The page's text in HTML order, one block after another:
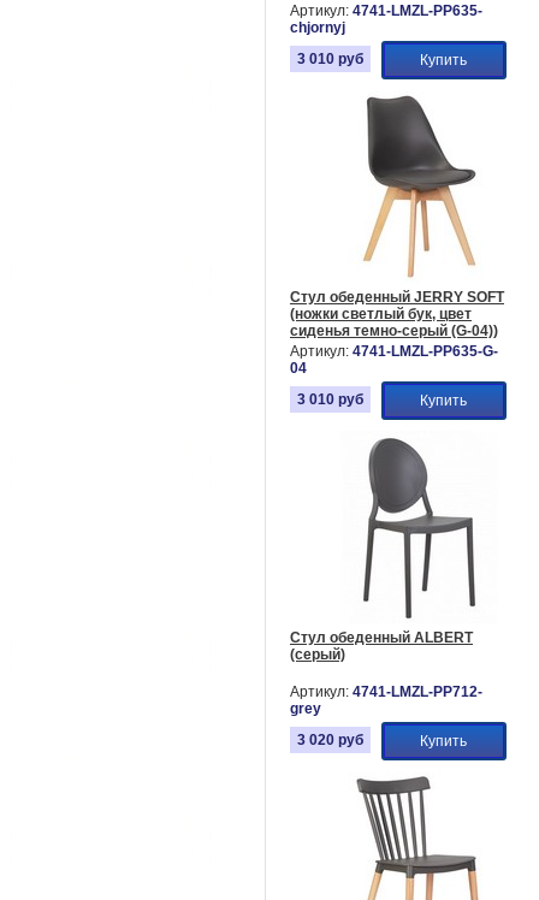
Артикул: 4741-LMZL-PP635-
chjornyj
3 010 руб Купить
Стул обеденный JERRY SOFT
(ножки светлый бук, цвет
сиденья темно-серый (G-04))
Артикул: 4741-LMZL-PP635-G-
04
3 010 руб Купить
Стул обеденный ALBERT
(серый)
Артикул: 4741-LMZL-РР712-
grey
3 020 руб Купить